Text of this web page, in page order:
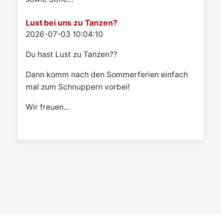
Lust bei uns zu Tanzen?
Details
2026-07-03 10:04:10
Du hast Lust zu Tanzen??
Dann komm nach den Sommerferien einfach
mal zum Schnuppern vorbei!
Wir freuen...